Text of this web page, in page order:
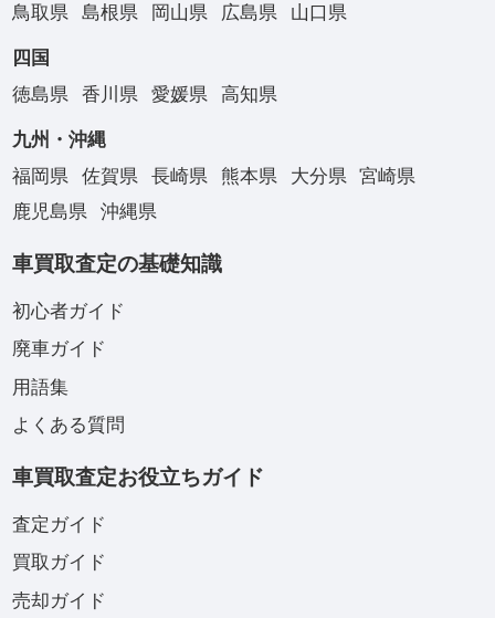
鳥取県
島根県 岡山県 広島県 山口県
四国
徳島県
香川県 愛媛県 高知県
九州・沖縄
福岡県
佐賀県 長崎県 熊本県 大分県
宮崎県
鹿児島県
沖縄県
車買取査定の基礎知識
初心者ガイド
廃車ガイド
用語集
よくある質問
車買取査定お役立ちガイド
査定ガイド
買取ガイド
売却ガイド